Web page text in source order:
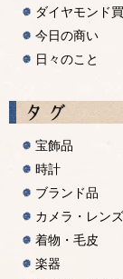
ダイヤモンド
今日の商い
日々のこと
宝飾品
時計
ブランド品
カメラ・レンズ
着物・毛皮
楽器